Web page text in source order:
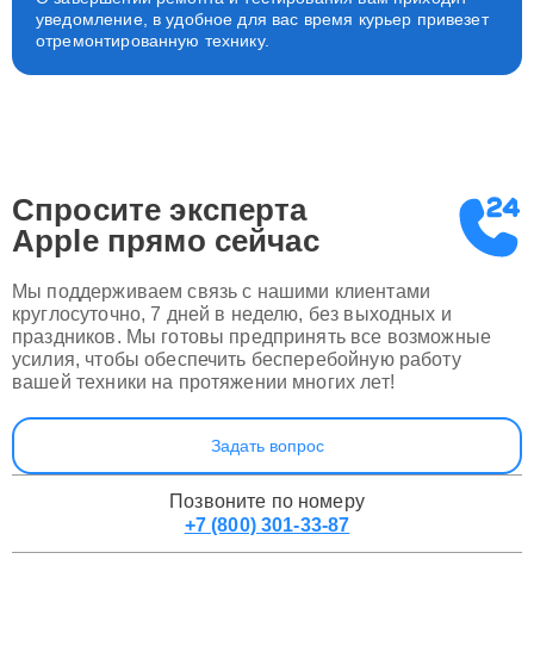
уведомление, в удобное для вас время курьер привезет
отремонтированную технику.
Спросите эксперта
Apple прямо сейчас
Мы поддерживаем связь с нашими клиентами
круглосуточно, 7 дней в неделю, без выходных и
праздников. Мы готовы предпринять все возможные
усилия, чтобы обеспечить бесперебойную работу
вашей техники на протяжении многих лет!
Задать вопрос
Позвоните по номеру
+7 (800) 301-33-87